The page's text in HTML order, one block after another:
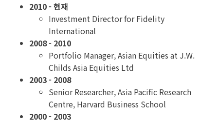
2010 - 현재
Investment Director for Fidelity
International
2008 - 2010
Portfolio Manager, Asian Equities at J.W.
Childs Asia Equities Ltd
2003 - 2008
Senior Researcher, Asia Pacific Research
Centre, Harvard Business School
2000 - 2003